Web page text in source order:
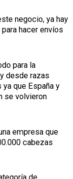
negocio, ya hay
hacer envíos
para la
desde razas
que España y
se volvieron
empresa que
cabezas